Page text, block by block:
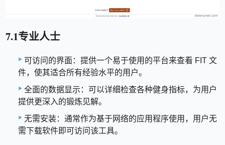
7.1专业人士
可访问的界面：提供一个易于使用的平台来查看 FIT 文
件，使其适合所有经验水平的用户。
全面的数据显示：可以详细检查各种健身指标，为用户
提供更深入的锻炼见解。
无需安装：通常作为基于网络的应用程序使用，用户无
需下载软件即可访问该工具。